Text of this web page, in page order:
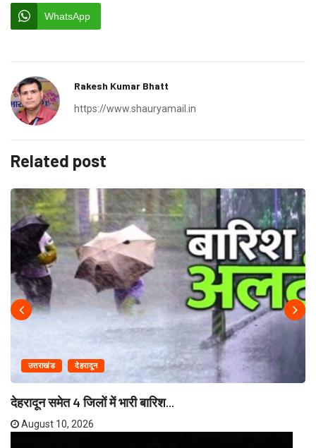
WhatsApp
Rakesh Kumar Bhatt
https://www.shauryamail.in
Related post
उत्तराखंड देहरादून
देहरादून समेत 4 जिलों में भारी बारिश...
August 10, 2026